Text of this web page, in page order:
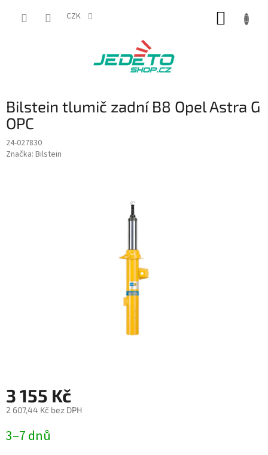
CZK
Bilstein tlumič zadní B8 Opel Astra G
OPC
24-027830
Značka: Bilstein
3 155 Kč
2 607,44 Kč bez DPH
cena:
3–7 dnů